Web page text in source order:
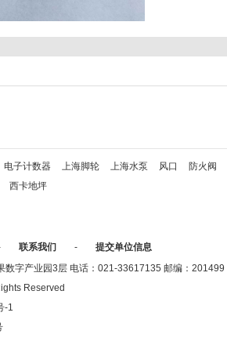
电子计数器 上海脚轮 上海水泵 风口 防火阀
西卡地坪
联系我们 -
提交单位信息
数字产业园3层 电话：021-33617135 邮编：201499
Reserved
-1